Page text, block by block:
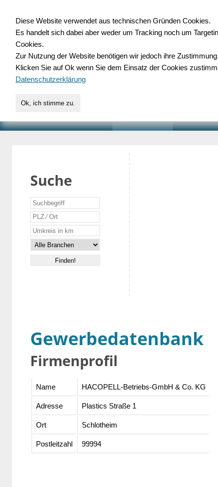
für Handwerk,
Suche
Gewerbedatenbank
Firmenprofil
Name HACOPELL-Betriebs-GmbH & Co. KG
Adresse Plastics Straße 1
Ort Schlotheim
Postleitzahl 99994
Diese Website verwendet aus technischen Gründen Cookies.
Es handelt sich dabei aber weder um Tracking noch um
Cookies.
Zur Nutzung der Website benötigen wir jedoch ihre
Klicken Sie auf Ok wenn Sie dem Einsatz der Cookies
Datenschutzerklärung
Ok, ich stimme zu.